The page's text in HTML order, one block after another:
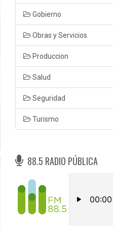
Gobierno
Obras y Servicios
Produccion
Salud
Seguridad
Turismo
88.5 RADIO PÚBLICA